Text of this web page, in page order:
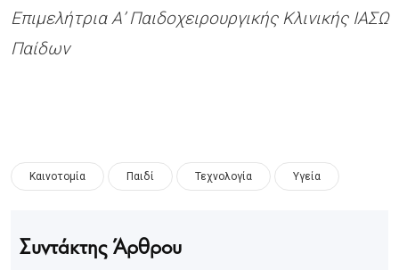
Επιμελήτρια Α’ Παιδοχειρουργικής Κλινικής ΙΑΣΩ
Παίδων
Καινοτομία Παιδί Τεχνολογία Υγεία
Συντάκτης Άρθρου